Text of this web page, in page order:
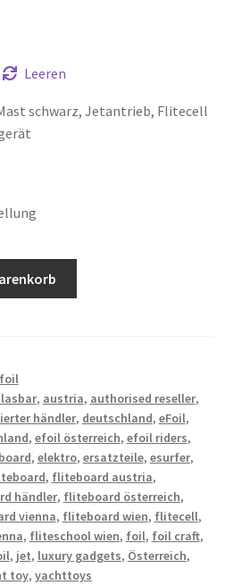
Leeren
schwarz, Jetantrieb, Flitecell
, austria, authorised reseller,
händler, deutschland, eFoil,
, efoil österreich, efoil riders,
, elektro, ersatzteile, esurfer,
, fliteboard austria,
händler, fliteboard österreich,
vienna, fliteboard wien, flitecell,
, fliteschool wien, foil, foil craft,
, jet, luxury gadgets, Österreich,
toy, yachttoys